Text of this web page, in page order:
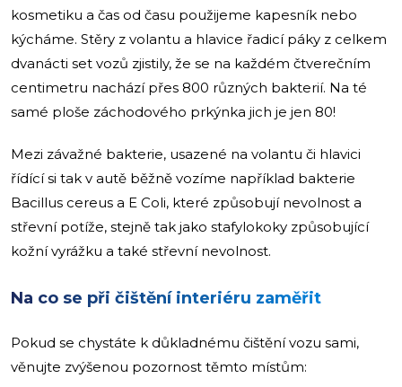
kosmetiku a čas od času použijeme kapesník nebo
kýcháme. Stěry z volantu a hlavice řadicí páky z celkem
dvanácti set vozů zjistily, že se na každém čtverečním
centimetru nachází přes 800 různých bakterií. Na té
samé ploše záchodového prkýnka jich je jen 80!
Mezi závažné bakterie, usazené na volantu či hlavici
řídící si tak v autě běžně vozíme například bakterie
Bacillus cereus a E Coli, které způsobují nevolnost a
střevní potíže, stejně tak jako stafylokoky způsobující
kožní vyrážku a také střevní nevolnost.
Na co se při čištění interiéru zaměřit
Pokud se chystáte k důkladnému čištění vozu sami,
věnujte zvýšenou pozornost těmto místům: